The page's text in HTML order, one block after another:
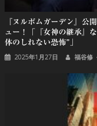
『ヌルボムガーデン』公
ュー！「『女神の継承』
体のしれない恐怖”」
2025年1月27日 福谷修